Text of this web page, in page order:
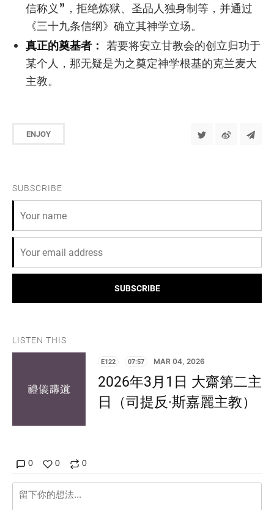
信称义”，拒绝炼狱、圣品人独身制等，并通过
《三十九条信纲》确立其神学立场。
真正的奠基者： 若要将安立甘教会的创立归功于
某个人，那无疑是为之奠定神学根基的克兰麦大
主教。
ENJOY
SUBSCRIBE
SUBSCRIBE
LISTEN THIS
E122 07:57 MAR 04, 2026
2026年3月1日 大齋第二主
日（司提反·斯嘉麗主教）